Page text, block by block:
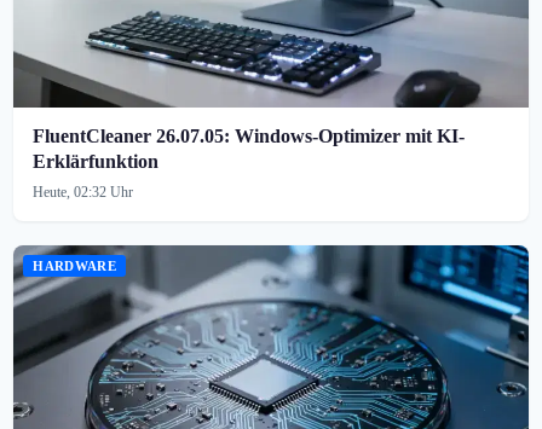
FluentCleaner 26.07.05: Windows-Optimizer mit KI-
Erklärfunktion
Heute, 02:32 Uhr
HARDWARE